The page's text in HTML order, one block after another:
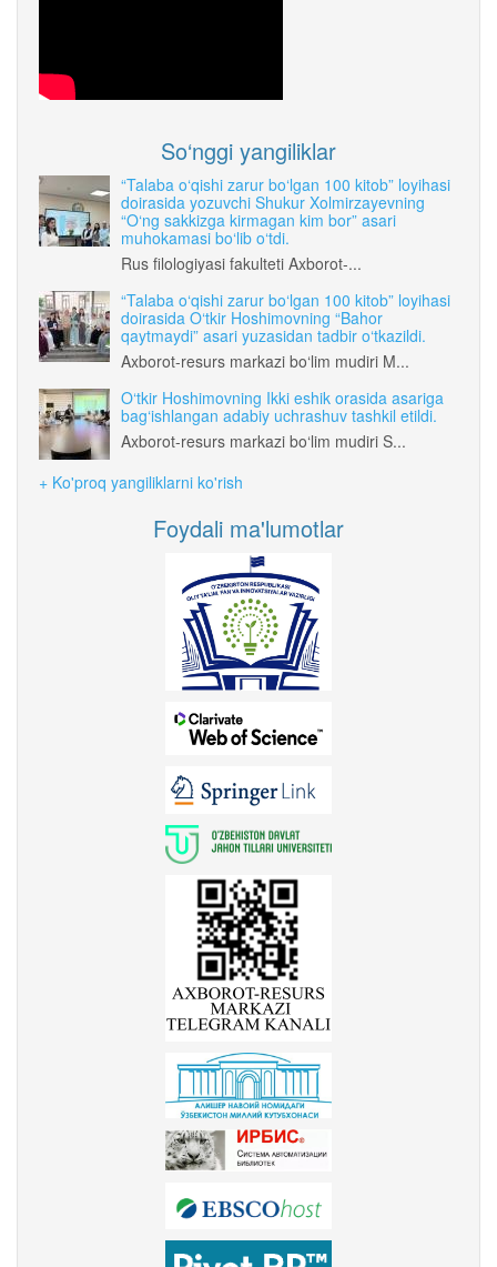
So‘nggi yangiliklar
“Talaba o‘qishi zarur bo‘lgan 100 kitob” loyihasi
doirasida yozuvchi Shukur Xolmirzayevning
“O‘ng sakkizga kirmagan kim bor” asari
muhokamasi bo‘lib o‘tdi.
Rus filologiyasi fakulteti Axborot-...
“Talaba o‘qishi zarur bo‘lgan 100 kitob” loyihasi
doirasida O‘tkir Hoshimovning “Bahor
qaytmaydi” asari yuzasidan tadbir o‘tkazildi.
Axborot-resurs markazi bo‘lim mudiri M...
O‘tkir Hoshimovning Ikki eshik orasida asariga
bag‘ishlangan adabiy uchrashuv tashkil etildi.
Axborot-resurs markazi bo‘lim mudiri S...
+ Ko'proq yangiliklarni ko'rish
Foydali ma'lumotlar